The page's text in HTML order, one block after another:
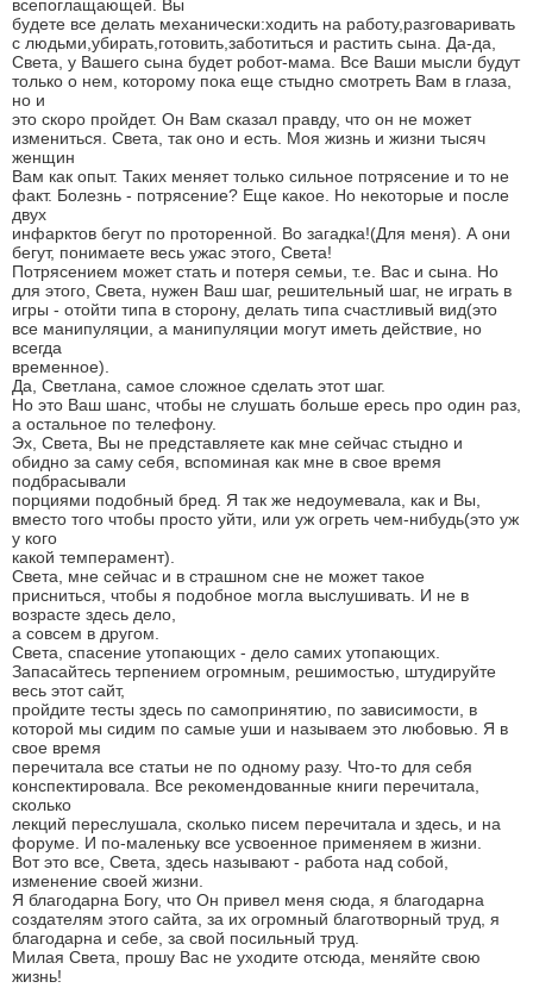
всепоглащающей. Вы
будете все делать механически:ходить на работу,разговаривать
с людьми,убирать,готовить,заботиться и растить сына. Да-да,
Света, у Вашего сына будет робот-мама. Все Ваши мысли будут
только о нем, которому пока еще стыдно смотреть Вам в глаза,
но и
это скоро пройдет. Он Вам сказал правду, что он не может
измениться. Света, так оно и есть. Моя жизнь и жизни тысяч
женщин
Вам как опыт. Таких меняет только сильное потрясение и то не
факт. Болезнь - потрясение? Еще какое. Но некоторые и после
двух
инфарктов бегут по проторенной. Во загадка!(Для меня). А они
бегут, понимаете весь ужас этого, Света!
Потрясением может стать и потеря семьи, т.е. Вас и сына. Но
для этого, Света, нужен Ваш шаг, решительный шаг, не играть в
игры - отойти типа в сторону, делать типа счастливый вид(это
все манипуляции, а манипуляции могут иметь действие, но
всегда
временное).
Да, Светлана, самое сложное сделать этот шаг.
Но это Ваш шанс, чтобы не слушать больше ересь про один раз,
а остальное по телефону.
Эх, Света, Вы не представляете как мне сейчас стыдно и
обидно за саму себя, вспоминая как мне в свое время
подбрасывали
порциями подобный бред. Я так же недоумевала, как и Вы,
вместо того чтобы просто уйти, или уж огреть чем-нибудь(это уж
у кого
какой темперамент).
Света, мне сейчас и в страшном сне не может такое
присниться, чтобы я подобное могла выслушивать. И не в
возрасте здесь дело,
а совсем в другом.
Света, спасение утопающих - дело самих утопающих.
Запасайтесь терпением огромным, решимостью, штудируйте
весь этот сайт,
пройдите тесты здесь по самопринятию, по зависимости, в
которой мы сидим по самые уши и называем это любовью. Я в
свое время
перечитала все статьи не по одному разу. Что-то для себя
конспектировала. Все рекомендованные книги перечитала,
сколько
лекций переслушала, сколько писем перечитала и здесь, и на
форуме. И по-маленьку все усвоенное применяем в жизни.
Вот это все, Света, здесь называют - работа над собой,
изменение своей жизни.
Я благодарна Богу, что Он привел меня сюда, я благодарна
создателям этого сайта, за их огромный благотворный труд, я
благодарна и себе, за свой посильный труд.
Милая Света, прошу Вас не уходите отсюда, меняйте свою
жизнь!